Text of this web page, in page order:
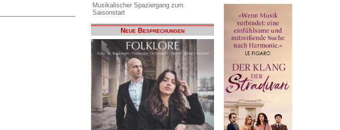
Musikalischer Spaziergang zum
Saisonstart
Neue Besprechungen